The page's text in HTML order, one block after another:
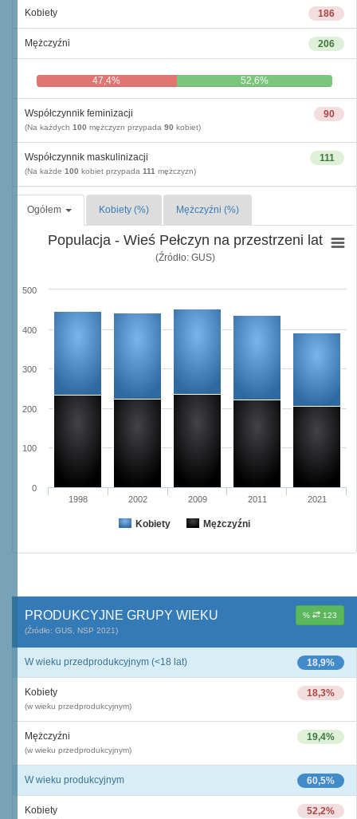
186
Kobiety
206
Mężczyźni
47,4% 52,6%
90
Współczynnik feminizacji
(Na każdych 100 mężczyzn przypada 90 kobiet)
111
Współczynnik maskulinizacji
(Na każde 100 kobiet przypada 111 mężczyzn)
Ogółem Kobiety (%) Mężczyźni (%)
Populacja - Wieś Pełczyn na przestrzeni lat
(Źródło: GUS)
Kobiety Mężczyźni
1998 2002 2009 2011 2021
0
100
200
300
400
500
% 123
PRODUKCYJNE GRUPY WIEKU
(Źródło: GUS, NSP 2021)
18,9%
W wieku przedprodukcyjnym (<18 lat)
18,3%
Kobiety
(w wieku przedprodukcyjnym)
19,4%
Mężczyźni
(w wieku przedprodukcyjnym)
60,5%
W wieku produkcyjnym
52,2%
Kobiety